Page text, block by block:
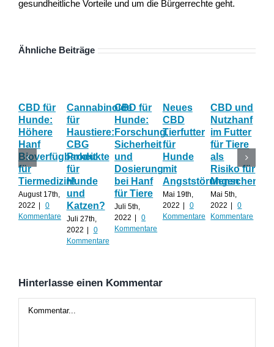
gesundheitliche Vorteile und um die Bürgerrechte geht.
Ähnliche Beiträge
CBD für
Hunde:
Höhere
Hanf
Bioverfügbarkeit
für
Tiermedizin!
August 17th,
2022
0
Kommentare
Cannabinoide
für
Haustiere:
CBG
Produkte
für
Hunde
und
Katzen?
Juli 27th,
2022
0
Kommentare
CBD für
Hunde:
Forschung,
Sicherheit
und
Dosierung
bei Hanf
für Tiere
Juli 5th,
2022
0
Kommentare
Neues
CBD
Tierfutter
für
Hunde
mit
Angststörungen
Mai 19th,
2022
0
Kommentare
CBD und
Nutzhanf
im Futter
für Tiere
als
Risiko für
Menschen?
Mai 5th,
2022
0
Kommentare
Hinterlasse einen Kommentar